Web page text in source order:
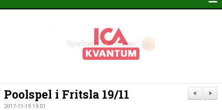
BILDER
>
<
Poolspel i Fritsla 19/11
2017-11-19 19:01